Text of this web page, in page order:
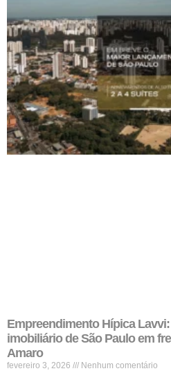
Empreendimento Hípica
imobiliário de São Paulo em
Amaro
fevereiro 3, 2026 Nenhum comentário